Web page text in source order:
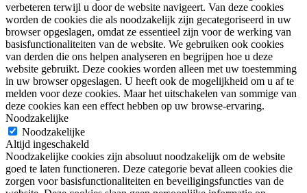
verbeteren terwijl u door de website navigeert. Van deze cookies
worden de cookies die als noodzakelijk zijn gecategoriseerd in uw
browser opgeslagen, omdat ze essentieel zijn voor de werking van
basisfunctionaliteiten van de website. We gebruiken ook cookies
van derden die ons helpen analyseren en begrijpen hoe u deze
website gebruikt. Deze cookies worden alleen met uw toestemming
in uw browser opgeslagen. U heeft ook de mogelijkheid om u af te
melden voor deze cookies. Maar het uitschakelen van sommige van
deze cookies kan een effect hebben op uw browse-ervaring.
Noodzakelijke
Noodzakelijke
Altijd ingeschakeld
Noodzakelijke cookies zijn absoluut noodzakelijk om de website
goed te laten functioneren. Deze categorie bevat alleen cookies die
zorgen voor basisfunctionaliteiten en beveiligingsfuncties van de